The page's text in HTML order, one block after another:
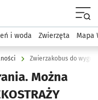
Środowisko we
i woda Zwierzęta Mapa
Zwierzakobus do
Można